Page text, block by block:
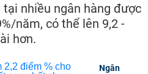
nhiều ngân hàng được
năm, có thể lên 9,2 -
hơn.
Ngân